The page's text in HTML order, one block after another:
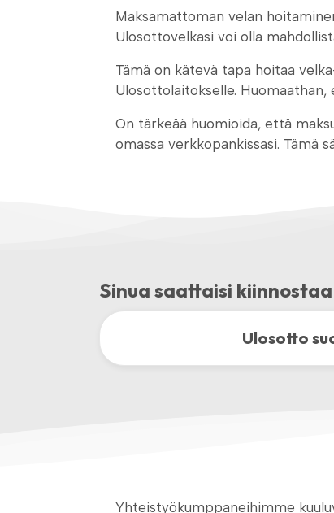
Maksamattoman velan
Ulosottovelkasi voi olla
Tämä on kätevä tapa hoitaa
Ulosottolaitokselle.
On tärkeää huomioida, että
omassa verkkopankissasi. Tämä
Sinua saattaisi
Ulosotto
Yhteistyökumppaneihimme